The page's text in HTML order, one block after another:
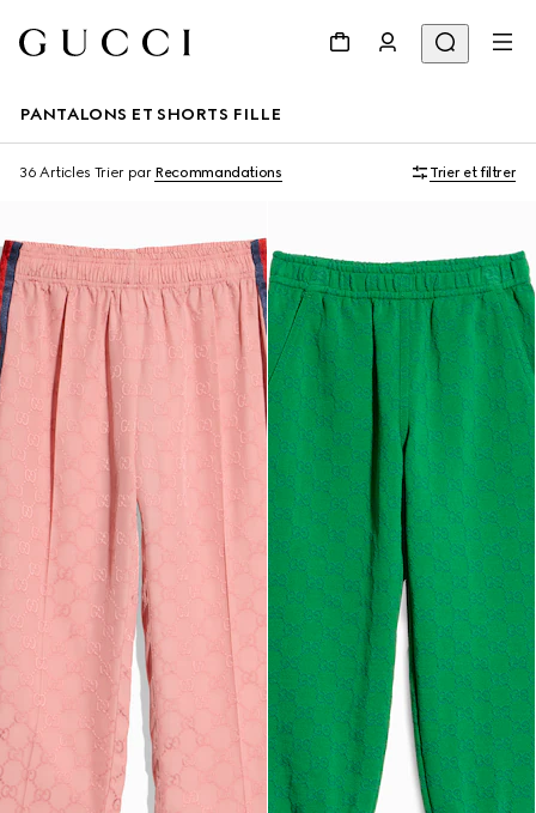
PANTALONS ET SHORTS FILLE
36 Articles Trier par Recommandations Trier et filtrer